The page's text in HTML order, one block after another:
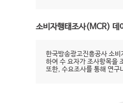
소비자행태조사(MCR) 데
한국방송광고진흥공사 소
하여 수 요자가 조사항목을
또한, 수요조사를 통해 연구